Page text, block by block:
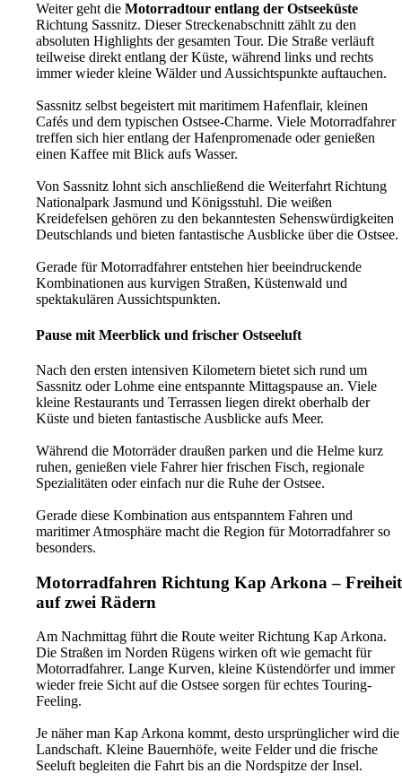
Weiter geht die Motorradtour entlang der Ostseeküste
Richtung Sassnitz. Dieser Streckenabschnitt zählt zu den
absoluten Highlights der gesamten Tour. Die Straße verläuft
teilweise direkt entlang der Küste, während links und rechts
immer wieder kleine Wälder und Aussichtspunkte auftauchen.
Sassnitz selbst begeistert mit maritimem Hafenflair, kleinen
Cafés und dem typischen Ostsee-Charme. Viele Motorradfahrer
treffen sich hier entlang der Hafenpromenade oder genießen
einen Kaffee mit Blick aufs Wasser.
Von Sassnitz lohnt sich anschließend die Weiterfahrt Richtung
Nationalpark Jasmund und Königsstuhl. Die weißen
Kreidefelsen gehören zu den bekanntesten Sehenswürdigkeiten
Deutschlands und bieten fantastische Ausblicke über die Ostsee.
Gerade für Motorradfahrer entstehen hier beeindruckende
Kombinationen aus kurvigen Straßen, Küstenwald und
spektakulären Aussichtspunkten.
Pause mit Meerblick und frischer Ostseeluft
Nach den ersten intensiven Kilometern bietet sich rund um
Sassnitz oder Lohme eine entspannte Mittagspause an. Viele
kleine Restaurants und Terrassen liegen direkt oberhalb der
Küste und bieten fantastische Ausblicke aufs Meer.
Während die Motorräder draußen parken und die Helme kurz
ruhen, genießen viele Fahrer hier frischen Fisch, regionale
Spezialitäten oder einfach nur die Ruhe der Ostsee.
Gerade diese Kombination aus entspanntem Fahren und
maritimer Atmosphäre macht die Region für Motorradfahrer so
besonders.
Motorradfahren Richtung Kap Arkona – Freiheit
auf zwei Rädern
Am Nachmittag führt die Route weiter Richtung Kap Arkona.
Die Straßen im Norden Rügens wirken oft wie gemacht für
Motorradfahrer. Lange Kurven, kleine Küstendörfer und immer
wieder freie Sicht auf die Ostsee sorgen für echtes Touring-
Feeling.
Je näher man Kap Arkona kommt, desto ursprünglicher wird die
Landschaft. Kleine Bauernhöfe, weite Felder und die frische
Seeluft begleiten die Fahrt bis an die Nordspitze der Insel.